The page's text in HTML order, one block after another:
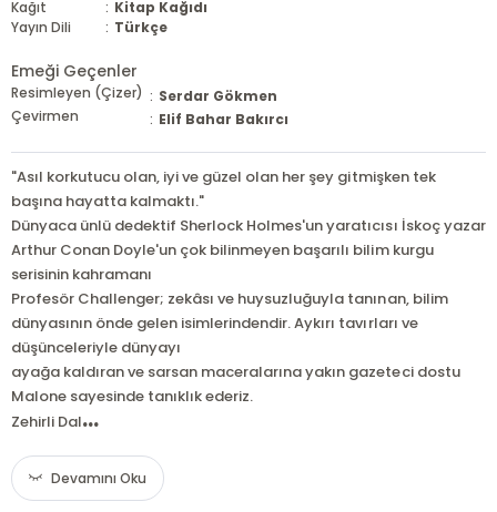
Kağıt
: Kitap Kağıdı
Yayın Dili
: Türkçe
Emeği Geçenler
Resimleyen (Çizer) : Serdar Gökmen
Çevirmen
: Elif Bahar Bakırcı
"Asıl korkutucu olan, iyi ve güzel olan her şey gitmişken tek
başına hayatta kalmaktı."
Dünyaca ünlü dedektif Sherlock Holmes'un yaratıcısı İskoç yazar
Arthur Conan Doyle'un çok bilinmeyen başarılı bilim kurgu
serisinin kahramanı
Profesör Challenger; zekâsı ve huysuzluğuyla tanınan, bilim
dünyasının önde gelen isimlerindendir. Aykırı tavırları ve
düşünceleriyle dünyayı
ayağa kaldıran ve sarsan maceralarına yakın gazeteci dostu
Malone sayesinde tanıklık ederiz.
Zehirli Dal...
Devamını Oku